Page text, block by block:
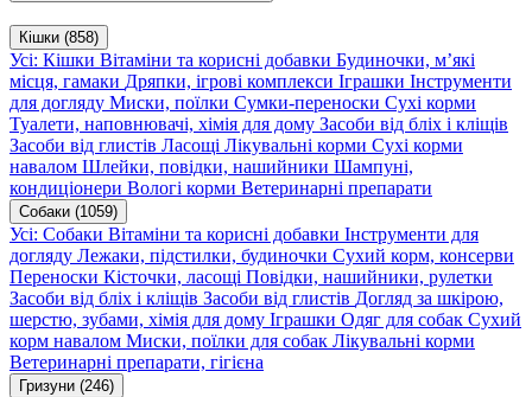
Кішки (858)
Усі: Кішки Вітаміни та корисні добавки Будиночки, м’які
місця, гамаки Дряпки, ігрові комплекси Іграшки Інструменти
для догляду Миски, поїлки Сумки-переноски Сухі корми
Туалети, наповнювачі, хімія для дому Засоби від бліх і кліщів
Засоби від глистів Ласощі Лікувальні корми Сухі корми
навалом Шлейки, повідки, нашийники Шампуні,
кондиціонери Вологі корми Ветеринарні препарати
Собаки (1059)
Усі: Собаки Вітаміни та корисні добавки Інструменти для
догляду Лежаки, підстилки, будиночки Сухий корм, консерви
Переноски Кісточки, ласощі Повідки, нашийники, рулетки
Засоби від бліх і кліщів Засоби від глистів Догляд за шкірою,
шерстю, зубами, хімія для дому Іграшки Одяг для собак Сухий
корм навалом Миски, поїлки для собак Лікувальні корми
Ветеринарні препарати, гігієна
Гризуни (246)